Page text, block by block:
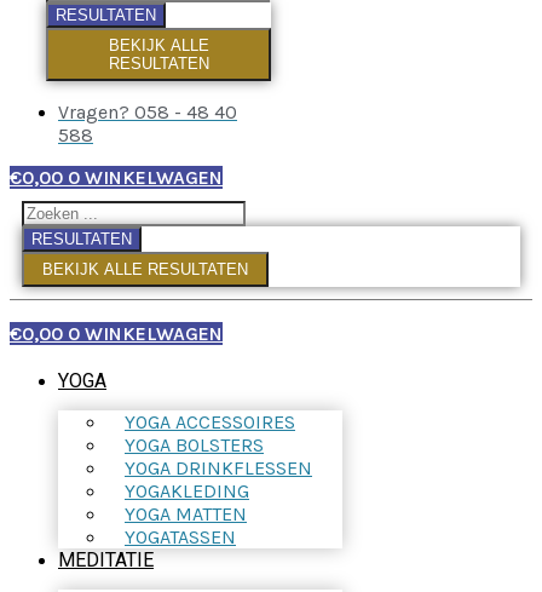
RESULTATEN
BEKIJK ALLE
RESULTATEN
Vragen? 058 - 48 40
588
€0,00 0 WINKELWAGEN
RESULTATEN
BEKIJK ALLE RESULTATEN
€0,00 0 WINKELWAGEN
YOGA
YOGA ACCESSOIRES
YOGA BOLSTERS
YOGA DRINKFLESSEN
YOGAKLEDING
YOGA MATTEN
YOGATASSEN
MEDITATIE